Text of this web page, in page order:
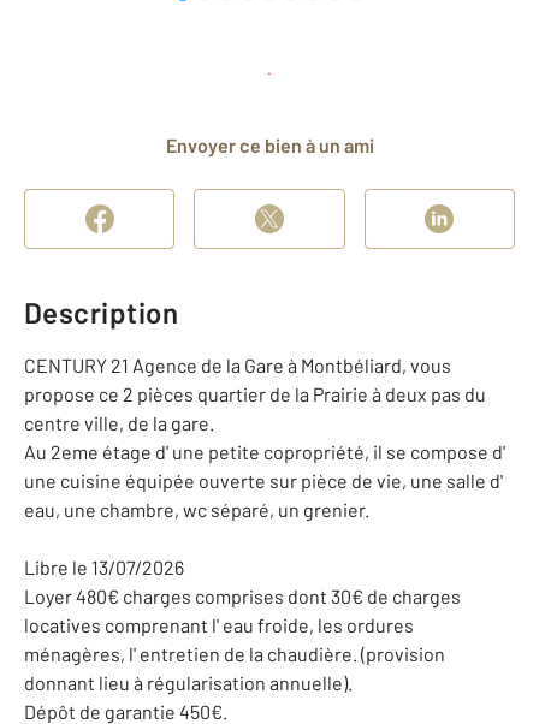
Envoyer ce bien à un ami
Description
CENTURY 21 Agence de la Gare à Montbéliard, vous
propose ce 2 pièces quartier de la Prairie à deux pas du
centre ville, de la gare.
Au 2eme étage d' une petite copropriété, il se compose d'
une cuisine équipée ouverte sur pièce de vie, une salle d'
eau, une chambre, wc séparé, un grenier.
Libre le 13/07/2026
Loyer 480€ charges comprises dont 30€ de charges
locatives comprenant l' eau froide, les ordures
ménagères, l' entretien de la chaudière. (provision
donnant lieu à régularisation annuelle).
Dépôt de garantie 450€.